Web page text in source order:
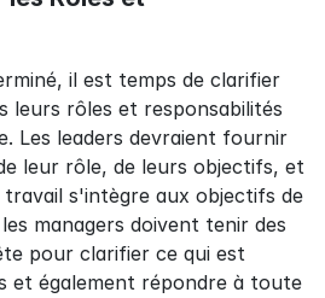
il est temps de clarifier
leurs rôles et responsabilités
Les leaders devraient fournir
leur rôle, de leurs objectifs, et
s'intègre aux objectifs de
managers doivent tenir des
pour clarifier ce qui est
et également répondre à toute